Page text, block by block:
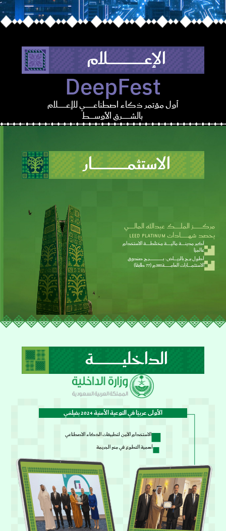
الإعــــــــــــــــــــــــلام
DeepFest
أول مؤتمر ذكاء اصطناعــــــــــــــــي للإعــــــــــــــــلام
بالشــــــــــــــــرق الأوســــــــــط
الاستثمـــــــــــــــــــــــار
مركــــــــــــــــــز الملــــــــــــك عبدالله المالـــــــــــي
يحصد شهـــــــــــــــادات LEED Platinum
أكبر مدينــــــــة ماليـــــــــة مختلطـــــــــة الاستخدام
عالميًا
أطول برج بالريـــــــاض: بـــــــــــــــــــــــــــرج صندوق
الاستثمـــــــارات العامــــــــــــة385م (77 طابقًا)
الداخليـــــــــــــــــــة
الأولى عربيًا في التوعية الأمنية 2024 بفيلمَي
الاستخدام الآمن لتطبيقات الذكاء الاصطناعي
أهمية التطوع في منع الجريمة